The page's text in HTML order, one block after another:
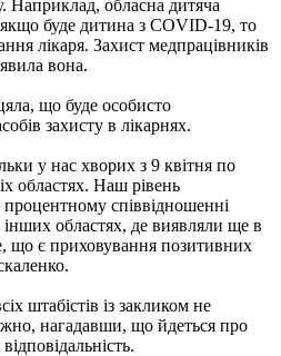
Наприклад, обласна дитяча
буде дитина з COVID-19, то
лікаря. Захист медпрацівників
вона.
що буде особисто
захисту в лікарнях.
у нас хворих з 9 квітня по
областях. Наш рівень
співвідношенні
областях, де виявляли ще в
що є приховування позитивних
штабістів із закликом не
нагадавши, що йдеться про